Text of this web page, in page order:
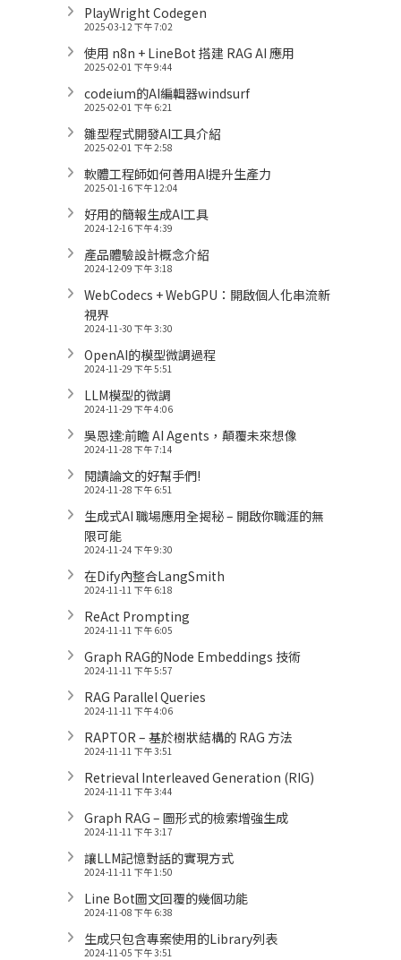
PlayWright Codegen
2025-03-12 下午 7:02
使用 n8n + LineBot 搭建 RAG AI 應用
2025-02-01 下午 9:44
codeium的AI編輯器windsurf
2025-02-01 下午 6:21
雛型程式開發AI工具介紹
2025-02-01 下午 2:58
軟體工程師如何善用AI提升生產力
2025-01-16 下午 12:04
好用的簡報生成AI工具
2024-12-16 下午 4:39
產品體驗設計概念介紹
2024-12-09 下午 3:18
WebCodecs + WebGPU：開啟個人化串流新
視界
2024-11-30 下午 3:30
OpenAI的模型微調過程
2024-11-29 下午 5:51
LLM模型的微調
2024-11-29 下午 4:06
吳恩達:前瞻 AI Agents，顛覆未來想像
2024-11-28 下午 7:14
閱讀論文的好幫手們!
2024-11-28 下午 6:51
生成式AI 職場應用全揭秘 – 開啟你職涯的無
限可能
2024-11-24 下午 9:30
在Dify內整合LangSmith
2024-11-11 下午 6:18
ReAct Prompting
2024-11-11 下午 6:05
Graph RAG的Node Embeddings 技術
2024-11-11 下午 5:57
RAG Parallel Queries
2024-11-11 下午 4:06
RAPTOR – 基於樹狀結構的 RAG 方法
2024-11-11 下午 3:51
Retrieval Interleaved Generation (RIG)
2024-11-11 下午 3:44
Graph RAG – 圖形式的檢索增強生成
2024-11-11 下午 3:17
讓LLM記憶對話的實現方式
2024-11-11 下午 1:50
Line Bot圖文回覆的幾個功能
2024-11-08 下午 6:38
生成只包含專案使用的Library列表
2024-11-05 下午 3:51